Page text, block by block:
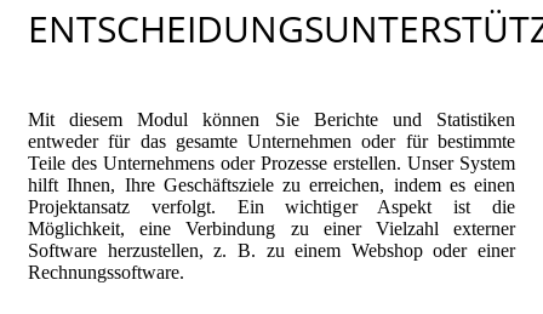
Mit diesem Modul können Sie Berichte und Statistiken
entweder für das gesamte Unternehmen oder für bestimmte
Teile des Unternehmens oder Prozesse erstellen. Unser System
hilft Ihnen, Ihre Geschäftsziele zu erreichen, indem es einen
Projektansatz verfolgt. Ein wichtiger Aspekt ist die
Möglichkeit, eine Verbindung zu einer Vielzahl externer
Software herzustellen, z. B. zu einem Webshop oder einer
Rechnungssoftware.